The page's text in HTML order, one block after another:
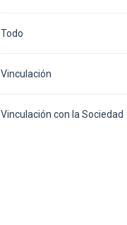
Todo
Vinculación
Vinculación con la Sociedad